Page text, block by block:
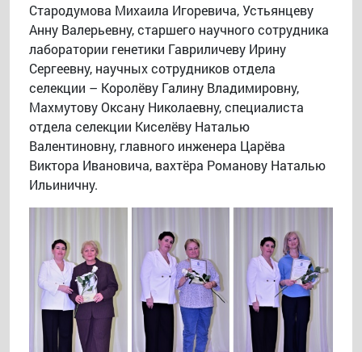
Стародумова Михаила Игоревича, Устьянцеву
Анну Валерьевну, старшего научного сотрудника
лаборатории генетики Гавриличеву Ирину
Сергеевну, научных сотрудников отдела
селекции – Королёву Галину Владимировну,
Махмутову Оксану Николаевну, специалиста
отдела селекции Киселёву Наталью
Валентиновну, главного инженера Царёва
Виктора Ивановича, вахтёра Романову Наталью
Ильиничну.